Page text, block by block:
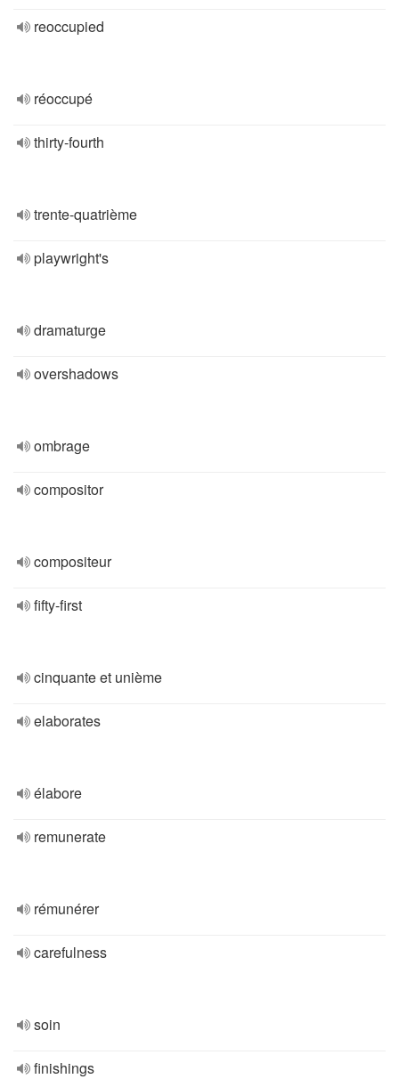
reoccupied
réoccupé
thirty-fourth
trente-quatrième
playwright's
dramaturge
overshadows
ombrage
compositor
compositeur
fifty-first
cinquante et unième
elaborates
élabore
remunerate
rémunérer
carefulness
soin
finishings